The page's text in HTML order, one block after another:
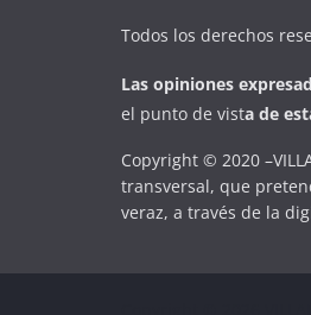
Todos los derechos
Las opiniones
el punto de vista de
Copyright © 2020
transversal, que
veraz, a través de la